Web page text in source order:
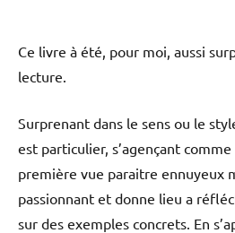
Ce livre à été, pour moi, aussi
lecture.
Surprenant dans le sens ou le
est particulier, s’agençant
première vue paraitre ennuyeux
passionnant et donne lieu a
sur des exemples concrets. En